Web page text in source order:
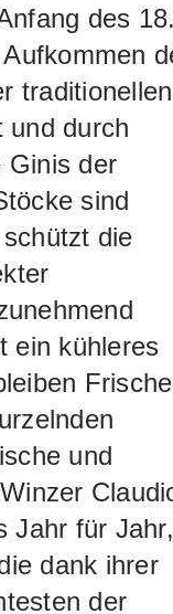
des
traditionellen
und durch
Ginis der
sind
die
ein kühleres
Frische
und
Jahr für Jahr,
dank ihrer
der